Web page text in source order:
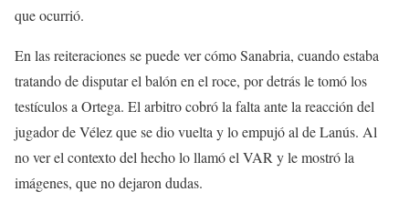
que ocurrió.
En las reiteraciones se puede ver cómo Sanabria, cuando estaba
tratando de disputar el balón en el roce, por detrás le tomó los
testículos a Ortega. El arbitro cobró la falta ante la reacción del
jugador de Vélez que se dio vuelta y lo empujó al de Lanús. Al
no ver el contexto del hecho lo llamó el VAR y le mostró la
imágenes, que no dejaron dudas.